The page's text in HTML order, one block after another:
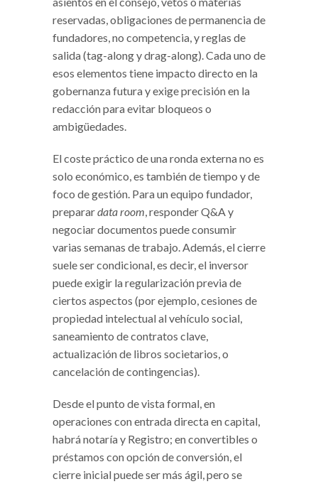
reservadas, obligaciones de permanencia de
fundadores, no competencia, y reglas de
salida (tag-along y drag-along). Cada uno de
esos elementos tiene impacto directo en la
gobernanza futura y exige precisión en la
redacción para evitar bloqueos o
ambigüedades.
El coste práctico de una ronda externa no es
solo económico, es también de tiempo y de
foco de gestión. Para un equipo fundador,
preparardata room, responder Q&A y
negociar documentos puede consumir
varias semanas de trabajo. Además, el cierre
suele ser condicional, es decir, el inversor
puede exigir la regularización previa de
ciertos aspectos (por ejemplo, cesiones de
propiedad intelectual al vehículo social,
saneamiento de contratos clave,
actualización de libros societarios, o
cancelación de contingencias).
Desde el punto de vista formal, en
operaciones con entrada directa en capital,
habrá notaría y Registro; en convertibles o
préstamos con opción de conversión, el
cierre inicial puede ser más ágil, pero se